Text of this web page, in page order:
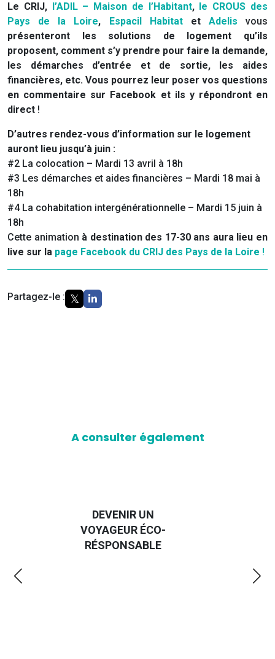
Le CRIJ, l’ADIL – Maison de l’Habitant,
le CROUS des
Pays de la Loire, Espacil Habitatet Adelis vous
présenteront les solutions de logement qu’ils
proposent, comment s’y prendre pour faire la demande,
les démarches d’entrée et de sortie, les aides
financières, etc. Vous pourrez leur poser vos questions
en commentaire sur Facebook et ils y répondront en
direct !
D’autres rendez-vous d’information sur le logement
auront lieu jusqu’à juin :
#2 La colocation – Mardi 13 avril à 18h
#3 Les démarches et aides financières – Mardi 18 mai à
18h
#4 La cohabitation intergénérationnelle – Mardi 15 juin à
18h
Cette animation à destination des 17-30 ans aura lieu en
live sur la page Facebook du CRIJ des Pays de la Loire !
Partagez-le :
A consulter également
DEVENIR UN
VOYAGEUR ÉCO-
RÉSPONSABLE